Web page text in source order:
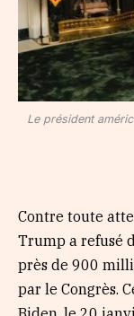
Le président
Contre toute
Trump a refusé
près de 900
par le Congrès.